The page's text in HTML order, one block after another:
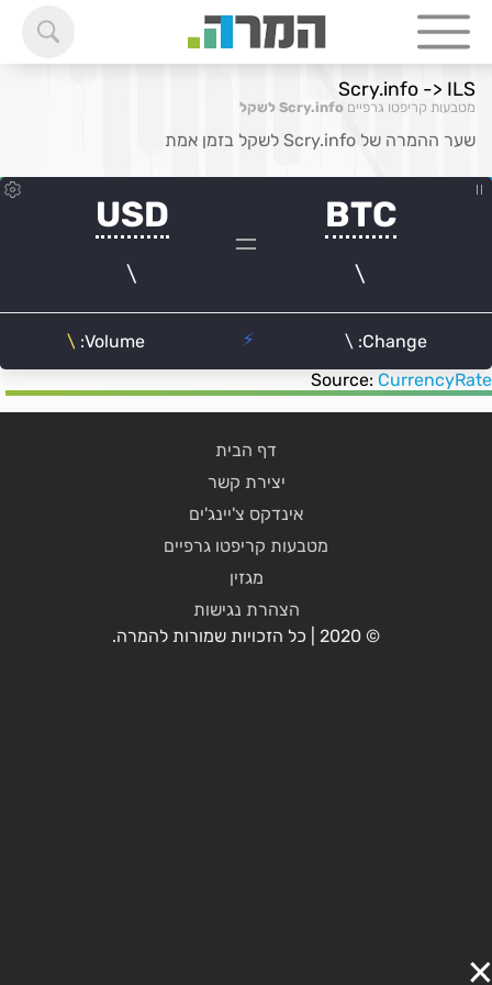
Scry.info -> ILS
מטבעות קריפטו גרפיים Scry.info לשקל
שער ההמרה של Scry.info לשקל בזמן אמת
Source: CurrencyRate
דף הבית
יצירת קשר
אינדקס צ'יינג'ים
מטבעות קריפטו גרפיים
מגזין
הצהרת נגישות
© 2020 | כל הזכויות שמורות להמרה.